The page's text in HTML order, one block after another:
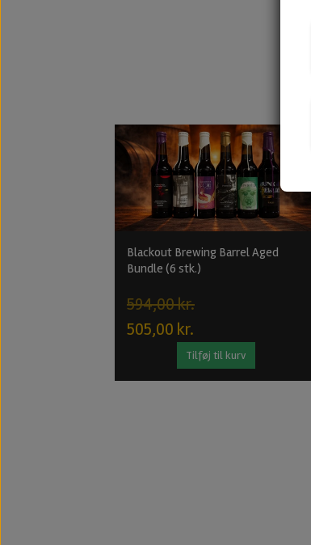
Blackout Brewing Barrel Aged
Bundle (6 stk.)
594,00 kr.
505,00 kr.
Tilføj til kurv